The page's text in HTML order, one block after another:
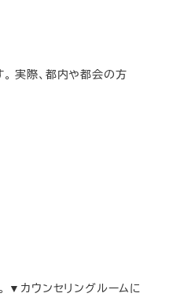
実際、都内や都会の方
▼カウンセリングルームに